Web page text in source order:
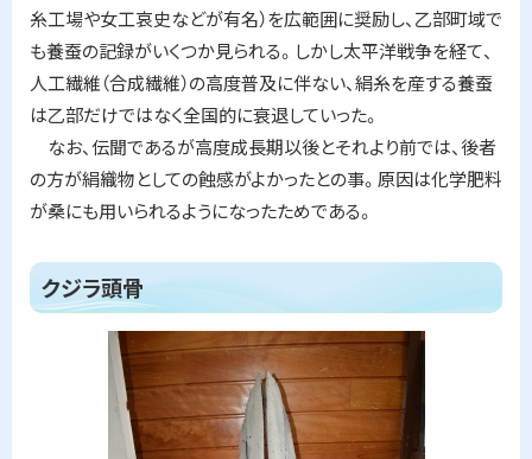
糸工場や女工哀史などが有名）を広範囲に奨励し、乙部町域で
も養蚕の記録がいくつか見られる。しかし太平洋戦争を経て、
人工繊維（合成繊維）の高度普及に伴ない、絹糸を産する養蚕
は乙部だけではなく全国的に衰退していった。
なお、伝聞であるが高度成長期以後とそれより前では、後者
の方が絹織物としての蝕感がよかったとの事。原因は化学肥料
が桑にも用いられるようになったためである。
ト
ッ
クジラ頭骨